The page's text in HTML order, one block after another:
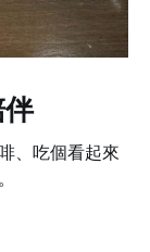
、吃個看起來